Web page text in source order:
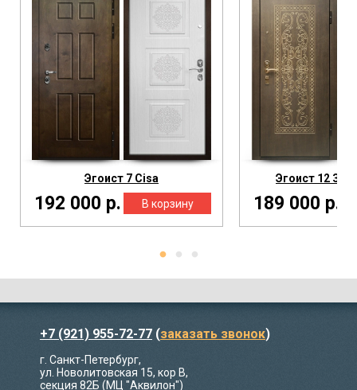
Эгоист 7 Cisa
192 000 р.
Эгоист 12
189 000 р.
+7 (921) 955-72-77 (заказать звонок)
г. Санкт-Петербург,
ул. Новолитовская 15, кор В,
секция 82Б (МЦ "Аквилон")